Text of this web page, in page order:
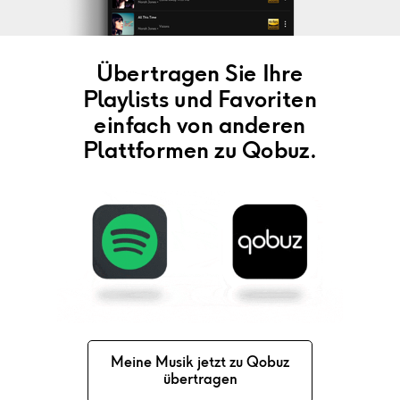
Meine Musik jetzt zu Qobuz
übertragen
Übertragen Sie Ihre
Playlists und Favoriten
einfach von anderen
Plattformen zu Qobuz.